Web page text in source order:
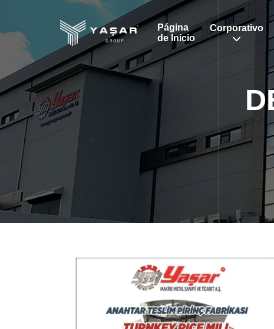
Página
de Inicio
Corporativo